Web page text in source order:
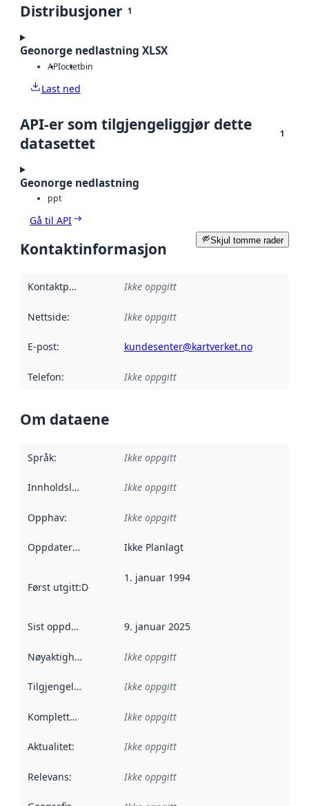
Distribusjoner 1
Geonorge nedlastning XLSX
APIoctetbin
Last ned
API-er som tilgjengeliggjør dette
datasettet
1
Geonorge nedlastning
ppt
Gå til API
Skjul tomme rader
Kontaktinformasjon
Kontaktpunkt Ikke oppgitt
Nettside: Ikke oppgitt
E-post: kundesenter@kartverket.no
Telefon: Ikke oppgitt
Om dataene
Språk: Ikke oppgitt
Innholdsleverandører :
Ikke oppgitt
Opphav: Ikke oppgitt
Oppdateringsfrekvens :
Ikke Planlagt
Først utgitt:Denne datoen sier når dataene i dette
1. januar 1994
Sist oppdatert 9. januar 2025
Nøyaktighet Ikke oppgitt
Tilgjengelighet Ikke oppgitt
Kompletthet Ikke oppgitt
Aktualitet: Ikke oppgitt
Relevans: Ikke oppgitt